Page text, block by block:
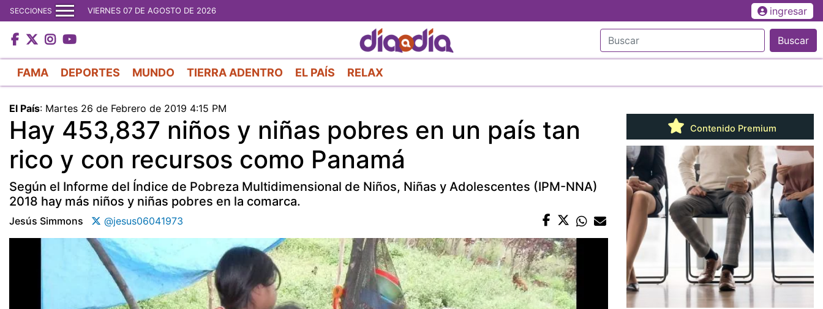
al
contenido
principal
SECCIONES VIERNES 07 DE AGOSTO DE 2026 ingresar
Buscar
FAMA DEPORTES MUNDO TIERRA ADENTRO EL PAÍS RELAX
El País: Martes 26 de Febrero de 2019 4:15 PM
Hay 453,837 niños y niñas pobres en un país tan
rico y con recursos como Panamá
Según el Informe del Índice de Pobreza Multidimensional de Niños, Niñas y Adolescentes (IPM-NNA)
2018 hay más niños y niñas pobres en la comarca.
Jesús Simmons @jesus06041973
Contenido Premium